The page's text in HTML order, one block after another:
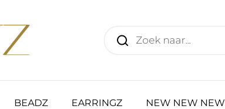
BEADZ EARRINGZ NEW NEW NEW